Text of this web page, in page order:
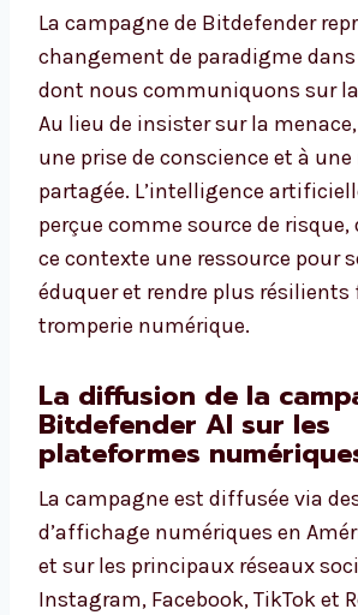
La campagne de Bitdefender
changement de paradigme
dont nous communiquons sur
Au lieu de insister sur la
une prise de conscience et à
partagée. L’intelligence
perçue comme source de
ce contexte une ressource pour
éduquer et rendre plus résilients
tromperie numérique.
La diffusion de la
Bitdefender AI sur les
plateformes
La campagne est diffusée via
d’affichage numériques en
et sur les principaux réseaux
Instagram, Facebook, TikTok et